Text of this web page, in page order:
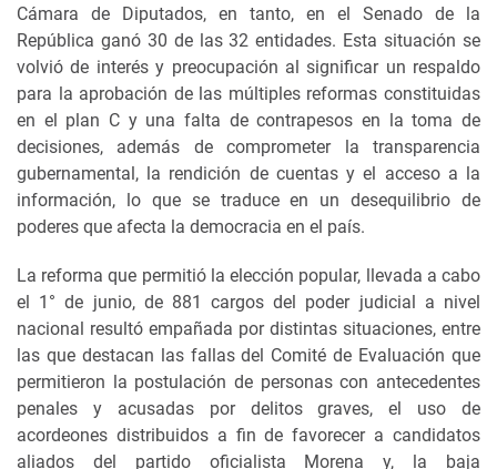
Cámara de Diputados, en tanto, en el Senado de la
República ganó 30 de las 32 entidades. Esta situación se
volvió de interés y preocupación al significar un respaldo
para la aprobación de las múltiples reformas constituidas
en el plan C y una falta de contrapesos en la toma de
decisiones, además de comprometer la transparencia
gubernamental, la rendición de cuentas y el acceso a la
información, lo que se traduce en un desequilibrio de
poderes que afecta la democracia en el país.
La reforma que permitió la elección popular, llevada a cabo
el 1° de junio, de 881 cargos del poder judicial a nivel
nacional resultó empañada por distintas situaciones, entre
las que destacan las fallas del Comité de Evaluación que
permitieron la postulación de personas con antecedentes
penales y acusadas por delitos graves, el uso de
acordeones distribuidos a fin de favorecer a candidatos
aliados del partido oficialista Morena y, la baja